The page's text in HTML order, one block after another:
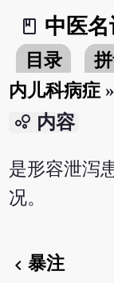
book_2
中医
目录
内儿科病症 »
bubble_chart 内容
是形容泄泻
况。
chevron_left暴注